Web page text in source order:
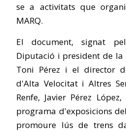
se a activitats que
MARQ.
El document, signat
Diputació i president de la
Toni Pérez i el director
d'Alta Velocitat i Altres
Renfe, Javier Pérez
programa d'exposicions
promoure lús de trens